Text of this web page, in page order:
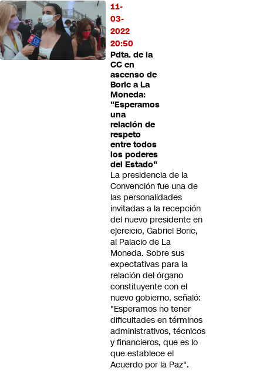
11-
03-
2022
20:50
Pdta. de la
CC en
ascenso de
Boric a La
Moneda:
"Esperamos
una
relación de
respeto
entre todos
los poderes
del Estado"
La presidencia de la
Convención fue una de
las personalidades
invitadas a la recepción
del nuevo presidente en
ejercicio, Gabriel Boric,
al Palacio de La
Moneda. Sobre sus
expectativas para la
relación del órgano
constituyente con el
nuevo gobierno, señaló:
"Esperamos no tener
dificultades en términos
administrativos, técnicos
y financieros, que es lo
que establece el
Acuerdo por la Paz".